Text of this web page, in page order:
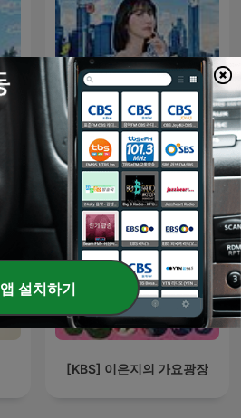
12시엔 주현영
[KBS] 이은지의 가요광장
앱 설치하기